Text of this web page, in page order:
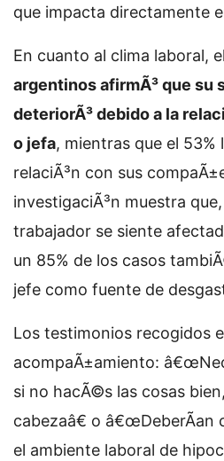
que impacta directamente
En cuanto al clima laboral, el
argentinos afirmÃ³ que su
deteriorÃ³ debido a la
o jefa, mientras que el 53%
relaciÃ³n con sus
investigaciÃ³n muestra
trabajador se siente
un 85% de los casos
jefe como fuente de
Los testimonios recogidos
acompaÃ±amiento:
si no hacÃ©s las cosas
cabezaâ€ o â€œDeberÃ­an
el ambiente laboral de